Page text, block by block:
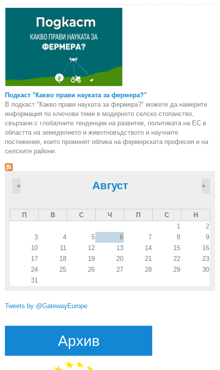
Подкаст "Какво прави науката за фермера?"
В подкаст "Какво прави науката за фермера?" можете да намерите
информация по ключови теми в модерното селско стопанство,
свързани с глобалните тенденции на развитие, политиката на ЕС в
областта на земеделието и животновъдството и научните
постижения, които променят облика на фермерската професия и на
селските райони.
Август
« »
П В С Ч П С
Н
1
2
3
4 5 6 7 8
9
10
11 12 13 14 15
16
17
18 19 20 21 22
23
24
25 26 27 28 29
30
31
Tweets by @GatewayEurope
Архив